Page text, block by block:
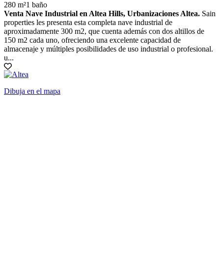
280 m²1 baño
Venta Nave Industrial en Altea Hills, Urbanizaciones Altea. Sain
properties les presenta esta completa nave industrial de
aproximadamente 300 m2, que cuenta además con dos altillos de
150 m2 cada uno, ofreciendo una excelente capacidad de
almacenaje y múltiples posibilidades de uso industrial o profesional.
u...
Dibuja en el mapa